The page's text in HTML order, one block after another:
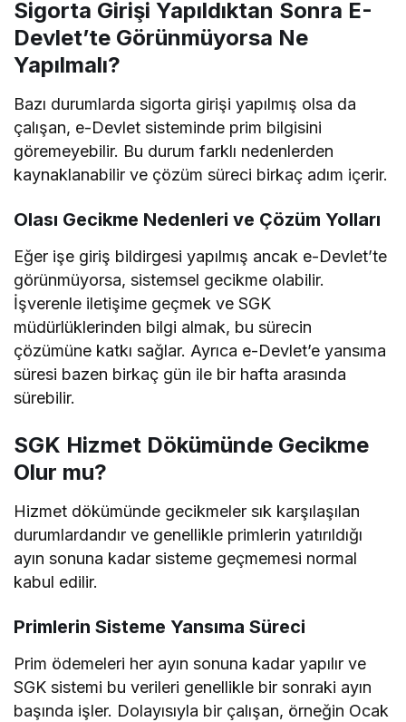
Sigorta Girişi Yapıldıktan Sonra E-
Devlet’te Görünmüyorsa Ne
Yapılmalı?
Bazı durumlarda sigorta girişi yapılmış olsa da
çalışan, e-Devlet sisteminde prim bilgisini
göremeyebilir. Bu durum farklı nedenlerden
kaynaklanabilir ve çözüm süreci birkaç adım içerir.
Olası Gecikme Nedenleri ve Çözüm Yolları
Eğer işe giriş bildirgesi yapılmış ancak e-Devlet’te
görünmüyorsa, sistemsel gecikme olabilir.
İşverenle iletişime geçmek ve SGK
müdürlüklerinden bilgi almak, bu sürecin
çözümüne katkı sağlar. Ayrıca e-Devlet’e yansıma
süresi bazen birkaç gün ile bir hafta arasında
sürebilir.
SGK Hizmet Dökümünde Gecikme
Olur mu?
Hizmet dökümünde gecikmeler sık karşılaşılan
durumlardandır ve genellikle primlerin yatırıldığı
ayın sonuna kadar sisteme geçmemesi normal
kabul edilir.
Primlerin Sisteme Yansıma Süreci
Prim ödemeleri her ayın sonuna kadar yapılır ve
SGK sistemi bu verileri genellikle bir sonraki ayın
başında işler. Dolayısıyla bir çalışan, örneğin Ocak